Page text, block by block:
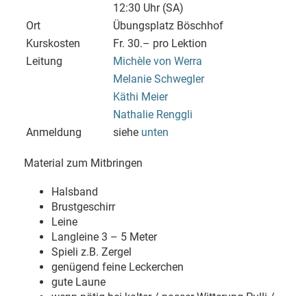
12:30 Uhr (SA)
Ort
Übungsplatz Böschhof
Kurskosten
Fr. 30.– pro Lektion
Leitung
Michèle von Werra
Melanie Schwegler
Käthi Meier
Nathalie Renggli
Anmeldung
siehe unten
Material zum Mitbringen
Halsband
Brustgeschirr
Leine
Langleine 3 – 5 Meter
Spieli z.B. Zergel
genügend feine Leckerchen
gute Laune